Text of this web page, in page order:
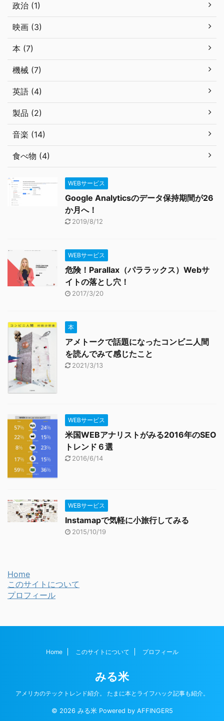
政治 (1)
映画 (3)
本 (7)
機械 (7)
英語 (4)
製品 (2)
音楽 (14)
食べ物 (4)
WEBサービス
Google Analyticsのデータ保持期間が26
か月へ！
2019/8/12
WEBサービス
危険！Parallax（パララックス）Webサ
イトの落とし穴！
2017/3/20
本
アメトークで話題になったコンビニ人間
を読んでみて感じたこと
2021/3/13
WEBサービス
米国WEBアナリストがみる2016年のSEO
トレンド６選
2016/6/14
WEBサービス
Instamapで気軽に小旅行してみる
2015/10/19
Home
このサイトについて
プロフィール
Home このサイトについて プロフィール
みる米
アメリカのテックトレンド紹介。 たまに本とライフハック記事も紹介。
© 2026 みる米 Powered by AFFINGER5